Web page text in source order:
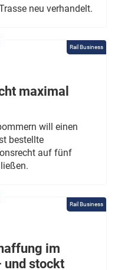
neu verhandelt.
Rail Business
maximal
will einen
bestellte
auf fünf
Rail Business
im
und stockt